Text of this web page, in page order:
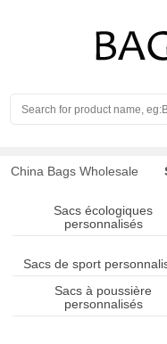
China Bags Wholesale
Sacs écologiques
personnalisés
Sacs de sport
Sacs à poussière
personnalisés